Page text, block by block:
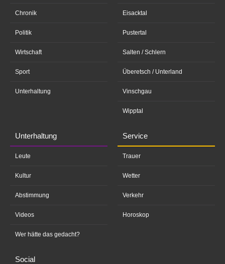
Chronik
Politik
Wirtschaft
Sport
Unterhaltung
Eisacktal
Pustertal
Salten / Schlern
Überetsch / Unterland
Vinschgau
Wipptal
Unterhaltung
Leute
Kultur
Abstimmung
Videos
Wer hätte das gedacht?
Service
Trauer
Wetter
Verkehr
Horoskop
Social